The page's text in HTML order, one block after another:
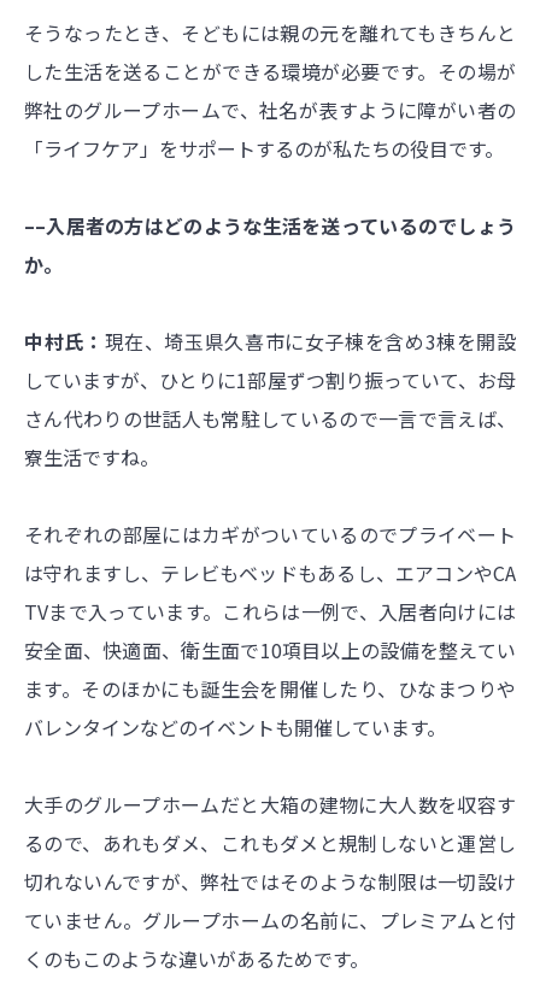
そうなったとき、そどもには親の元を離れてもきちんと
した生活を送ることができる環境が必要です。その場が
弊社のグループホームで、社名が表すように障がい者の
「ライフケア」をサポートするのが私たちの役目です。
––入居者の方はどのような生活を送っているのでしょう
か。
中村氏： 現在、埼玉県久喜市に女子棟を含め3棟を開設
していますが、ひとりに1部屋ずつ割り振っていて、お母
さん代わりの世話人も常駐しているので一言で言えば、
寮生活ですね。
それぞれの部屋にはカギがついているのでプライベート
は守れますし、テレビもベッドもあるし、エアコンやCA
TVまで入っています。これらは一例で、入居者向けには
安全面、快適面、衛生面で10項目以上の設備を整えてい
ます。そのほかにも誕生会を開催したり、ひなまつりや
バレンタインなどのイベントも開催しています。
大手のグループホームだと大箱の建物に大人数を収容す
るので、あれもダメ、これもダメと規制しないと運営し
切れないんですが、弊社ではそのような制限は一切設け
ていません。グループホームの名前に、プレミアムと付
くのもこのような違いがあるためです。